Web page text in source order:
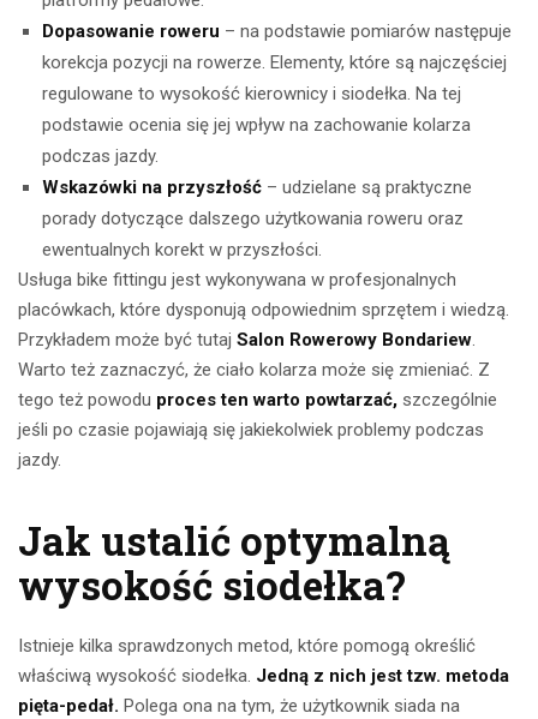
Dopasowanie roweru – na podstawie pomiarów następuje
korekcja pozycji na rowerze. Elementy, które są najczęściej
regulowane to wysokość kierownicy i siodełka. Na tej
podstawie ocenia się jej wpływ na zachowanie kolarza
podczas jazdy.
Wskazówki na przyszłość – udzielane są praktyczne
porady dotyczące dalszego użytkowania roweru oraz
ewentualnych korekt w przyszłości.
Usługa bike fittingu jest wykonywana w profesjonalnych
placówkach, które dysponują odpowiednim sprzętem i wiedzą.
Przykładem może być tutaj Salon Rowerowy Bondariew.
Warto też zaznaczyć, że ciało kolarza może się zmieniać. Z
tego też powodu proces ten warto powtarzać, szczególnie
jeśli po czasie pojawiają się jakiekolwiek problemy podczas
jazdy.
Jak ustalić optymalną
wysokość siodełka?
Istnieje kilka sprawdzonych metod, które pomogą określić
właściwą wysokość siodełka. Jedną z nich jest tzw. metoda
pięta-pedał. Polega ona na tym, że użytkownik siada na